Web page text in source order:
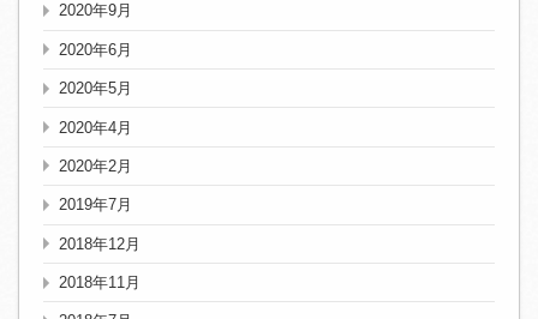
2020年9月
2020年6月
2020年5月
2020年4月
2020年2月
2019年7月
2018年12月
2018年11月